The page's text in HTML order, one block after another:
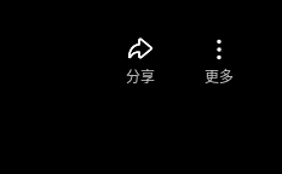
分享 更多